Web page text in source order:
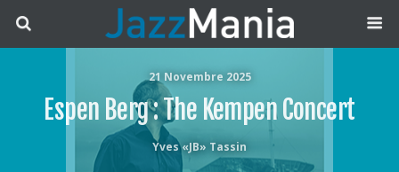
21 Novembre 2025
Espen Berg : The Kempen Concert
Yves «JB» Tassin